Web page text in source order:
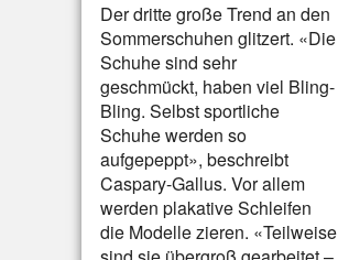
Der dritte große Trend an den
Sommerschuhen glitzert. «Die
Schuhe sind sehr
geschmückt, haben viel Bling-
Bling. Selbst sportliche
Schuhe werden so
aufgepeppt», beschreibt
Caspary-Gallus. Vor allem
werden plakative Schleifen
die Modelle zieren. «Teilweise